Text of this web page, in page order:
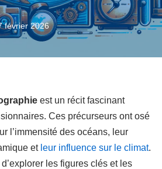
février 2026
est un récit fascinant
Ces précurseurs ont osé
l’immensité des océans, leur
et leur influence sur le climat.
les figures clés et les